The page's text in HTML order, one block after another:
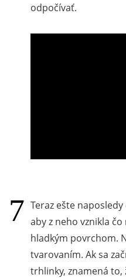
odpočívať.
Teraz ešte
aby z neho vznikla
hladkým povrchom.
tvarovaním. Ak sa
trhlinky, znamená to,